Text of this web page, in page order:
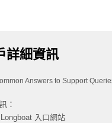
詳細資訊
Answers to Support
：
入口網站